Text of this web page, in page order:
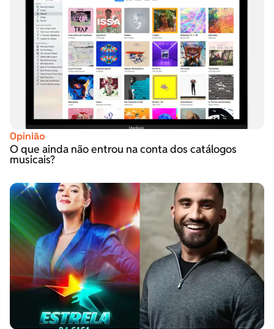
Opinião
O que ainda não entrou na conta dos catálogos
musicais?